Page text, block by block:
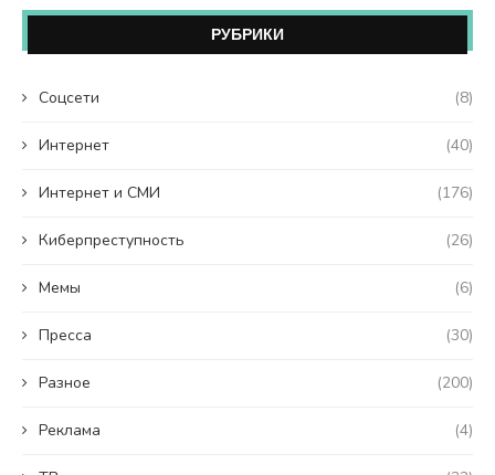
РУБРИКИ
Coцсети (8)
Интернет (40)
Интернет и СМИ (176)
Киберпреступность (26)
Мемы (6)
Пресса (30)
Разное (200)
Реклама (4)